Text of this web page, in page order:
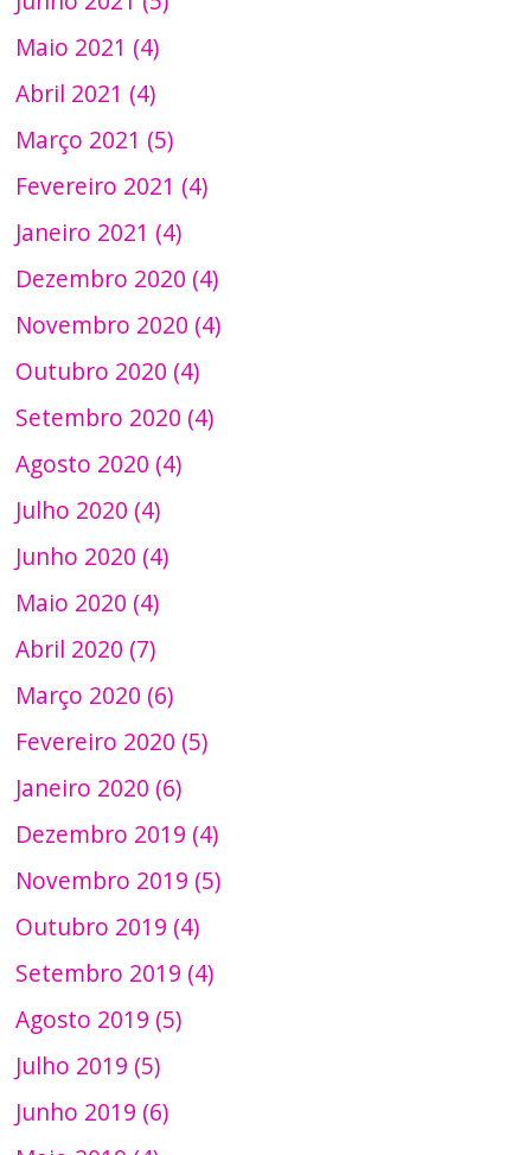
Maio 2021 (4)
Abril 2021 (4)
Março 2021 (5)
Fevereiro 2021 (4)
Janeiro 2021 (4)
Dezembro 2020 (4)
Novembro 2020 (4)
Outubro 2020 (4)
Setembro 2020 (4)
Agosto 2020 (4)
Julho 2020 (4)
Junho 2020 (4)
Maio 2020 (4)
Abril 2020 (7)
Março 2020 (6)
Fevereiro 2020 (5)
Janeiro 2020 (6)
Dezembro 2019 (4)
Novembro 2019 (5)
Outubro 2019 (4)
Setembro 2019 (4)
Agosto 2019 (5)
Julho 2019 (5)
Junho 2019 (6)